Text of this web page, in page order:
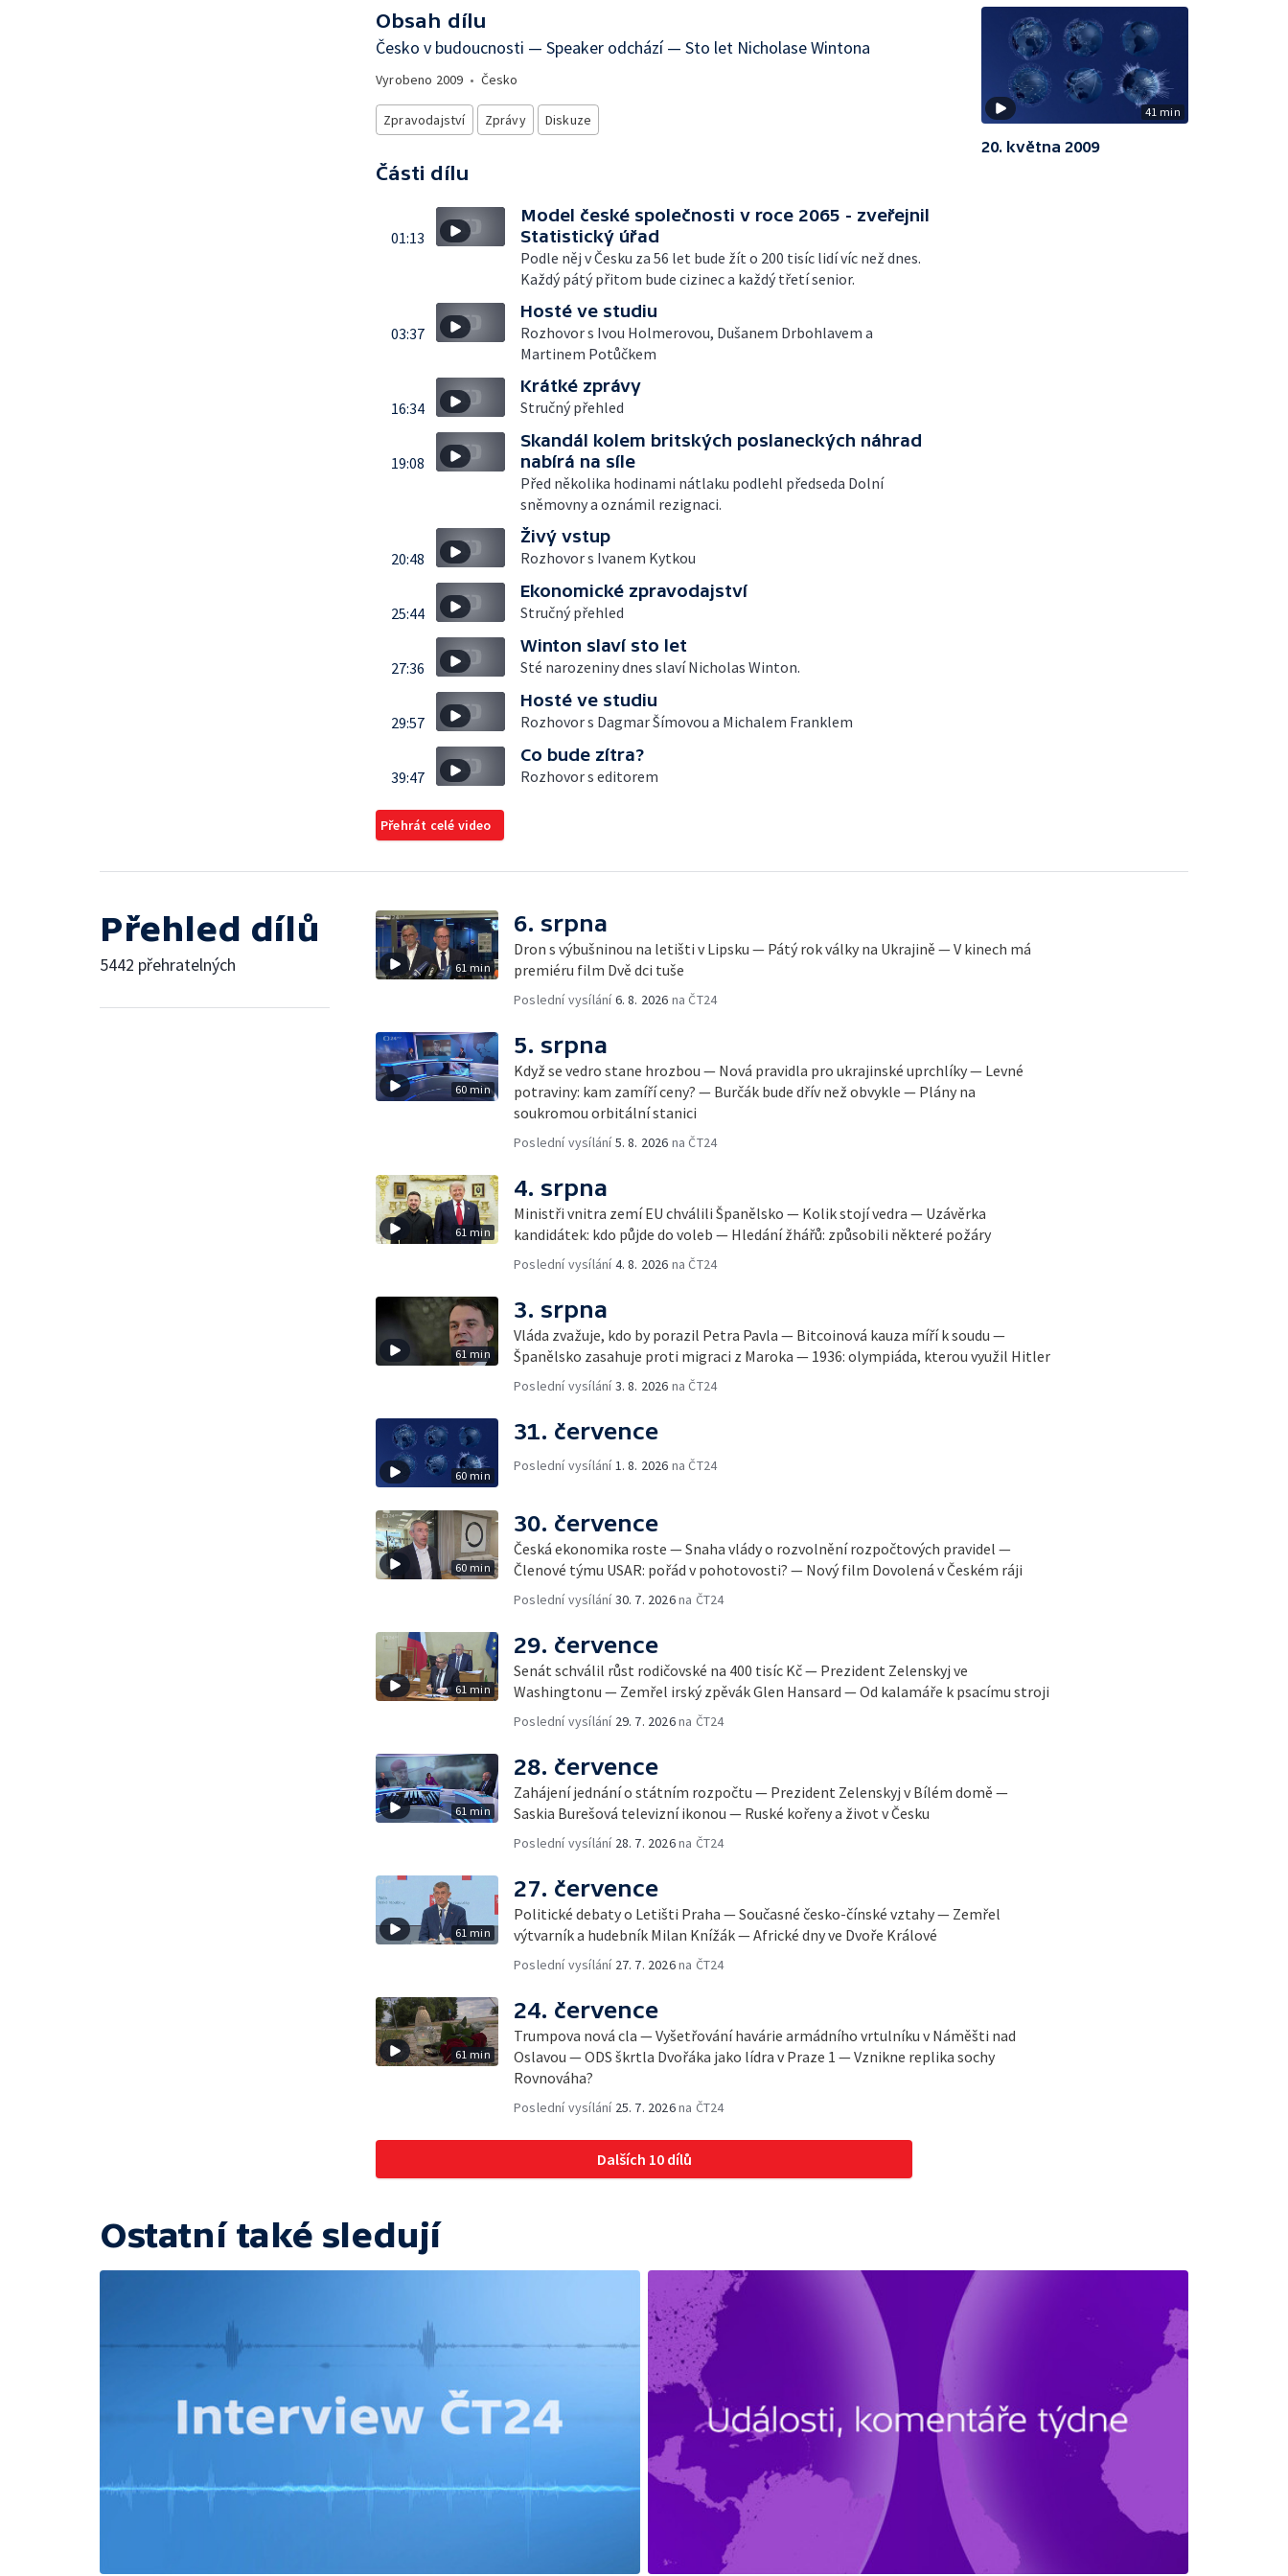
Obsah dílu
Česko v budoucnosti — Speaker odchází — Sto let Nicholase Wintona
Vyrobeno 2009 • Česko
Zpravodajství Zprávy Diskuze
Části dílu
01:13
Model české společnosti v roce 2065 - zveřejnil
Statistický úřad
Podle něj v Česku za 56 let bude žít o 200 tisíc lidí víc než dnes.
Každý pátý přitom bude cizinec a každý třetí senior.
03:37
Hosté ve studiu
Rozhovor s Ivou Holmerovou, Dušanem Drbohlavem a
Martinem Potůčkem
16:34
Krátké zprávy
Stručný přehled
19:08
Skandál kolem britských poslaneckých náhrad
nabírá na síle
Před několika hodinami nátlaku podlehl předseda Dolní
sněmovny a oznámil rezignaci.
20:48
Živý vstup
Rozhovor s Ivanem Kytkou
25:44
Ekonomické zpravodajství
Stručný přehled
27:36
Winton slaví sto let
Sté narozeniny dnes slaví Nicholas Winton.
29:57
Hosté ve studiu
Rozhovor s Dagmar Šímovou a Michalem Franklem
39:47
Co bude zítra?
Rozhovor s editorem
Přehrát celé video
41 min
20. května 2009
Přehled dílů
5442 přehratelných 61 min
6. srpna
Dron s výbušninou na letišti v Lipsku — Pátý rok války na Ukrajině — V kinech má
premiéru film Dvě dci tuše
Poslední vysílání6. 8. 2026 na ČT24
60 min
5. srpna
Když se vedro stane hrozbou — Nová pravidla pro ukrajinské uprchlíky — Levné
potraviny: kam zamíří ceny? — Burčák bude dřív než obvykle — Plány na
soukromou orbitální stanici
Poslední vysílání5. 8. 2026 na ČT24
61 min
4. srpna
Ministři vnitra zemí EU chválili Španělsko — Kolik stojí vedra — Uzávěrka
kandidátek: kdo půjde do voleb — Hledání žhářů: způsobili některé požáry
Poslední vysílání4. 8. 2026 na ČT24
61 min
3. srpna
Vláda zvažuje, kdo by porazil Petra Pavla — Bitcoinová kauza míří k soudu —
Španělsko zasahuje proti migraci z Maroka — 1936: olympiáda, kterou využil Hitler
Poslední vysílání3. 8. 2026 na ČT24
60 min
31. července
Poslední vysílání1. 8. 2026 na ČT24
60 min
30. července
Česká ekonomika roste — Snaha vlády o rozvolnění rozpočtových pravidel —
Členové týmu USAR: pořád v pohotovosti? — Nový film Dovolená v Českém ráji
Poslední vysílání30. 7. 2026na ČT24
61 min
29. července
Senát schválil růst rodičovské na 400 tisíc Kč — Prezident Zelenskyj ve
Washingtonu — Zemřel irský zpěvák Glen Hansard — Od kalamáře k psacímu stroji
Poslední vysílání 29. 7. 2026na ČT24
61 min
28. července
Zahájení jednání o státním rozpočtu — Prezident Zelenskyj v Bílém domě —
Saskia Burešová televizní ikonou — Ruské kořeny a život v Česku
Poslední vysílání 28. 7. 2026na ČT24
61 min
27. července
Politické debaty o Letišti Praha — Současné česko-čínské vztahy — Zemřel
výtvarník a hudebník Milan Knížák — Africké dny ve Dvoře Králové
Poslední vysílání 27. 7. 2026na ČT24
61 min
24. července
Trumpova nová cla — Vyšetřování havárie armádního vrtulníku v Náměšti nad
Oslavou — ODS škrtla Dvořáka jako lídra v Praze 1 — Vznikne replika sochy
Rovnováha?
Poslední vysílání 25. 7. 2026na ČT24
Dalších 10 dílů
Ostatní také sledují